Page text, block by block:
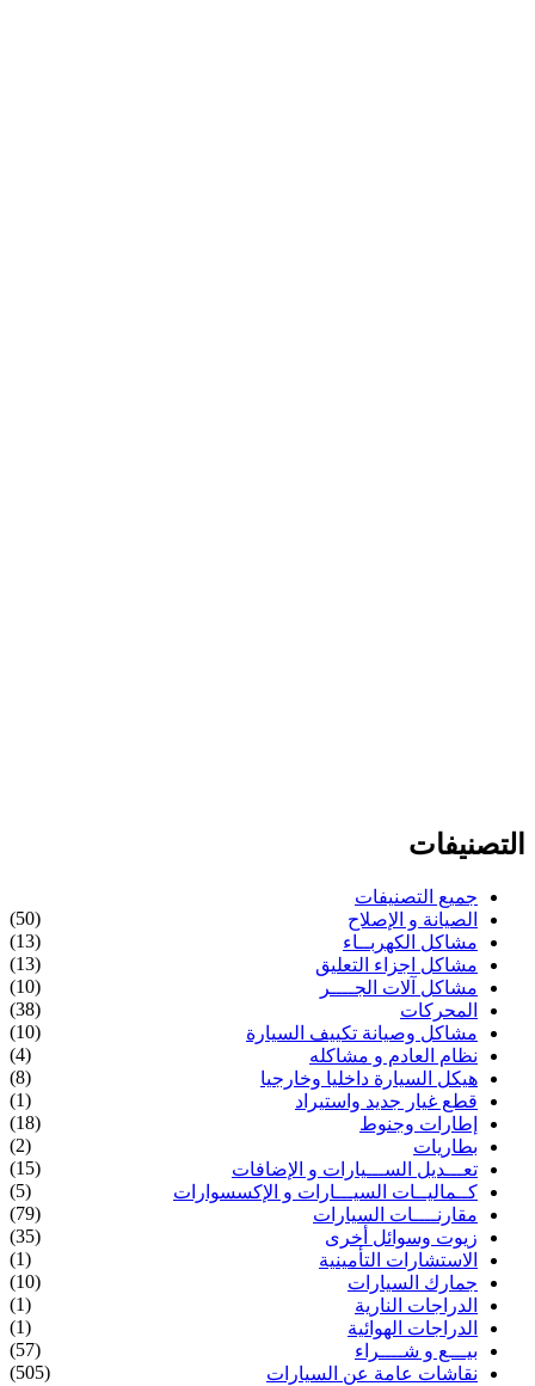
التصنيفات
جميع التصنيفات
الصيانة و الإصلاح
(50)
مشاكل الكهربــاء
(13)
مشاكل اجزاء التعليق
(13)
مشاكل آلات الجــــر
(10)
المحركات
(38)
مشاكل وصيانة تكييف السيارة
(10)
نظام العادم و مشاكله
(4)
هيكل السيارة داخليا وخارجيا
(8)
قطع غيار جديد واستيراد
(1)
إطارات وجنوط
(18)
بطاريات
(2)
تعـــديل الســـيارات و الإضافات
(15)
كــماليــات السيـــارات و الإكسسوارات
(5)
مقارنــــات السيارات
(79)
زيوت وسوائل أخرى
(35)
الاستشارات التأمينية
(1)
جمارك السيارات
(10)
الدراجات النارية
(1)
الدراجات الهوائية
(1)
بيـــع و شــــراء
(57)
نقاشات عامة عن السيارات
(505)